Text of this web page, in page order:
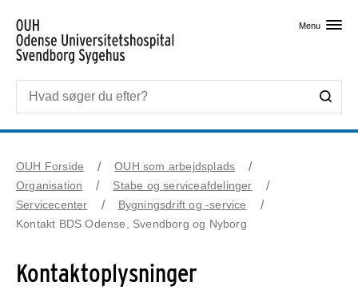
Menu
OUH Forside
OUH som arbejdsplads
Organisation
Stabe og serviceafdelinger
Servicecenter
Bygningsdrift og -service
Kontakt BDS Odense, Svendborg og Nyborg
Kontaktoplysninger